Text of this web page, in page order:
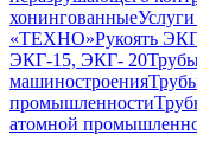
хонингованные
«ТЕХНО»Рукоять
ЭКГ-15, ЭКГ- 20
машиностроения
промышленности
атомной